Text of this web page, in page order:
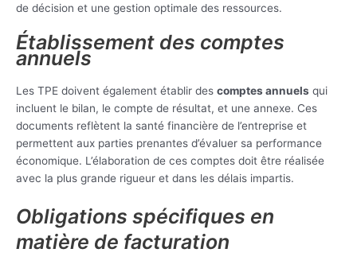
de décision et une gestion optimale des ressources.
Établissement des comptes
annuels
Les TPE doivent également établir des comptes annuels qui
incluent le bilan, le compte de résultat, et une annexe. Ces
documents reflètent la santé financière de l’entreprise et
permettent aux parties prenantes d’évaluer sa performance
économique. L’élaboration de ces comptes doit être réalisée
avec la plus grande rigueur et dans les délais impartis.
Obligations spécifiques en
matière de facturation